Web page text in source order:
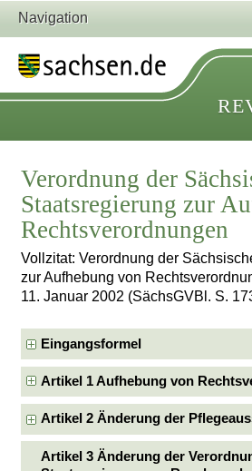
Navigation
Verordnung der
Staatsregierung zur
Rechtsverordnungen
Vollzitat: Verordnung der
zur Aufhebung von
11. Januar 2002 (SächsGVBl. S.
Eingangsformel
Artikel 1 Aufhebung von
Artikel 2 Änderung der
Artikel 3 Änderung der